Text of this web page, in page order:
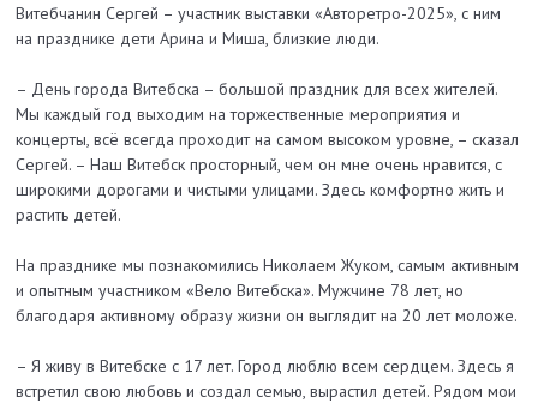
Витебчанин Сергей – участник выставки «Авторетро-2025», с ним
на празднике дети Арина и Миша, близкие люди.
– День города Витебска – большой праздник для всех жителей.
Мы каждый год выходим на торжественные мероприятия и
концерты, всё всегда проходит на самом высоком уровне, – сказал
Сергей. – Наш Витебск просторный, чем он мне очень нравится, с
широкими дорогами и чистыми улицами. Здесь комфортно жить и
растить детей.
На празднике мы познакомились Николаем Жуком, самым активным
и опытным участником «Вело Витебска». Мужчине 78 лет, но
благодаря активному образу жизни он выглядит на 20 лет моложе.
– Я живу в Витебске с 17 лет. Город люблю всем сердцем. Здесь я
встретил свою любовь и создал семью, вырастил детей. Рядом мои